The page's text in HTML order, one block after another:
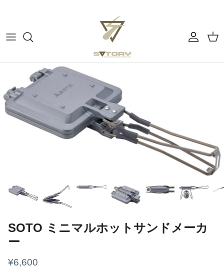
プ すべてのカテゴリー
チェア
テーブル
コーヒー
テーブルウェア
テント・タープ
バーナー・ストーブ
ギアケース・コンテナ
ボトル
ぼーっとする
よふかしの時間
アウトドアで料理する
コーヒーを淹れる
ピクニックでウキウキ
SOTO ミニマルホットサンドメーカ
ー
¥6,600